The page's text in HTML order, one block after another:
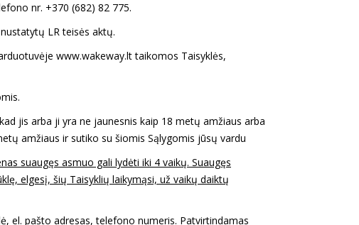
nr. +370 (682) 82 775.
LR teisės aktų.
www.wakeway.lt taikomos Taisyklės,
jis arba ji yra ne jaunesnis kaip 18 metų amžiaus arba
amžiaus ir sutiko su šiomis Sąlygomis jūsų vardu
suaugęs asmuo gali lydėti iki 4 vaikų. Suaugęs
elgesį, šių Taisyklių laikymąsi, už vaikų daiktų
el. pašto adresas, telefono numeris. Patvirtindamas